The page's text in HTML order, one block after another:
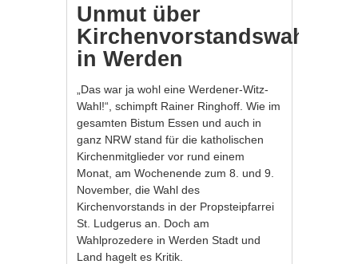
Unmut über
Kirchenvorstandswahl
in Werden
„Das war ja wohl eine Werdener-Witz-
Wahl!“, schimpft Rainer Ringhoff. Wie im
gesamten Bistum Essen und auch in
ganz NRW stand für die katholischen
Kirchenmitglieder vor rund einem
Monat, am Wochenende zum 8. und 9.
November, die Wahl des
Kirchenvorstands in der Propsteipfarrei
St. Ludgerus an. Doch am
Wahlprozedere in Werden Stadt und
Land hagelt es Kritik.